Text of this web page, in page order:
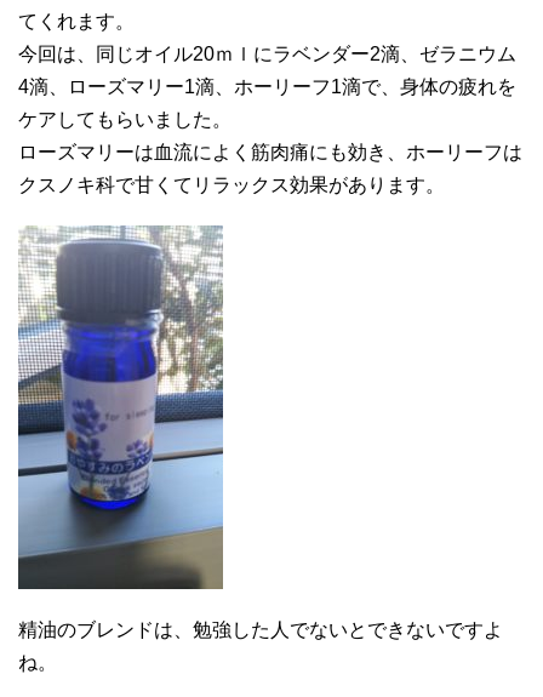
てくれます。
今回は、同じオイル20ｍｌにラベンダー2滴、ゼラニウム
4滴、ローズマリー1滴、ホーリーフ1滴で、身体の疲れを
ケアしてもらいました。
ローズマリーは血流によく筋肉痛にも効き、ホーリーフは
クスノキ科で甘くてリラックス効果があります。
精油のブレンドは、勉強した人でないとできないですよ
ね。